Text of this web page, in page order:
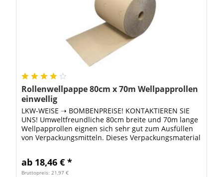
Rollenwellpappe 80cm x 70m Wellpapprollen
einwellig
LKW-WEISE ➝ BOMBENPREISE! KONTAKTIEREN SIE
UNS! Umweltfreundliche 80cm breite und 70m lange
Wellpapprollen eignen sich sehr gut zum Ausfüllen
von Verpackungsmitteln. Dieses Verpackungsmaterial
ab 18,46 € *
Bruttopreis: 21,97 €